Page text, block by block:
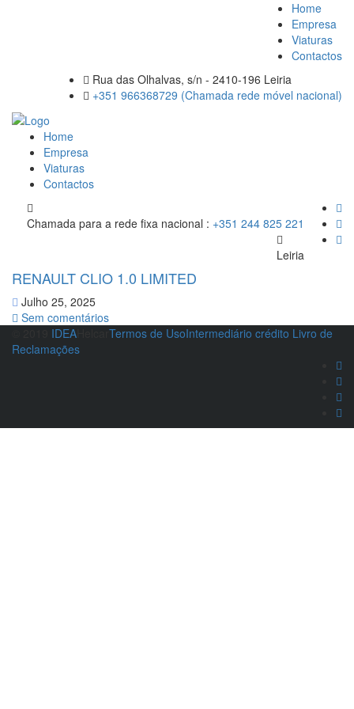
Home
Empresa
Viaturas
Contactos
Rua das Olhalvas, s/n - 2410-196 Leiria
+351 966368729 (Chamada rede móvel nacional)
Home
Empresa
Viaturas
Contactos
Chamada para a rede fixa nacional : +351 244 825 221
Leiria
RENAULT CLIO 1.0 LIMITED
Julho 25, 2025
Sem comentários
IDEA Termos de UsoIntermediário crédito Livro de
Reclamações